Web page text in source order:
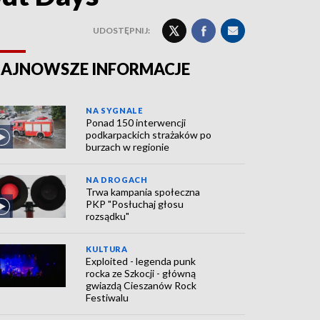
UDOSTĘPNIJ:
INFORMACJE
NA SYGNALE
Ponad 150 interwencji
podkarpackich strażaków po
burzach w regionie
NA DROGACH
Trwa kampania społeczna
PKP "Posłuchaj głosu
rozsądku"
KULTURA
Exploited - legenda punk
rocka ze Szkocji - główną
gwiazdą Cieszanów Rock
Festiwalu